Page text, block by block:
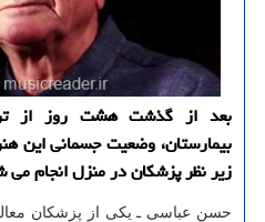
بعد از گذشت هشت روز از
بیمارستان، وضعیت جسمانی این
زیر نظر پزشكان در منزل انجام می
حسن عباسی ـ یکی از پزشکان